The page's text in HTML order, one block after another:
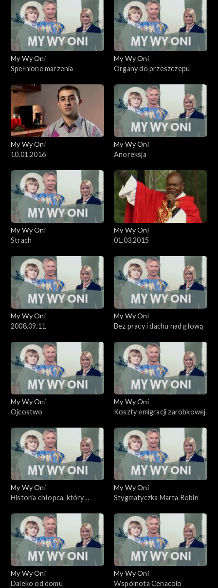
My Wy Oni
Spełnione marzenia
My Wy Oni
Organy do przeszczepu
My Wy Oni
10.01.2016
My Wy Oni
Anoreksja
My Wy Oni
Strach
My Wy Oni
01.03.2015
My Wy Oni
2008.09.11
My Wy Oni
Bez pracy i dachu nad głową
My Wy Oni
Ojcostwo
My Wy Oni
Koszty emigracji zarobkowej
My Wy Oni
Historia chłopca, który
My Wy Oni
Stygmatyczka Marta Robin
My Wy Oni
Daleko od domu
My Wy Oni
Wspólnota Cenacolo